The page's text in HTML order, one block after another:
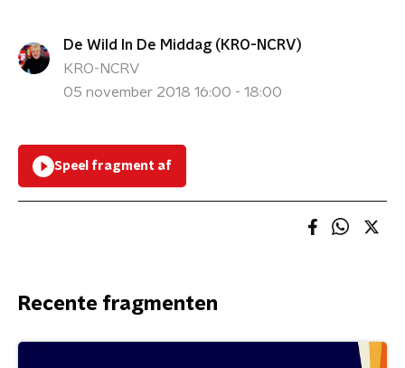
De Wild In De Middag (KRO-NCRV)
KRO-NCRV
05 november 2018 16:00 - 18:00
Speel fragment af
Recente fragmenten